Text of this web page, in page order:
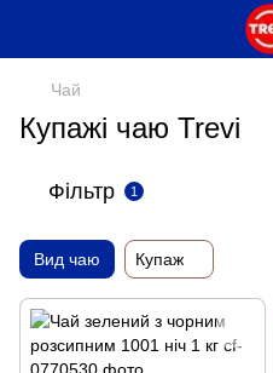
Чай
Купажі чаю Trevi
Фільтр 1
Вид чаю Купаж